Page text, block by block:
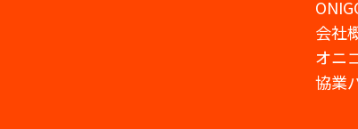
会社
オニ
協業